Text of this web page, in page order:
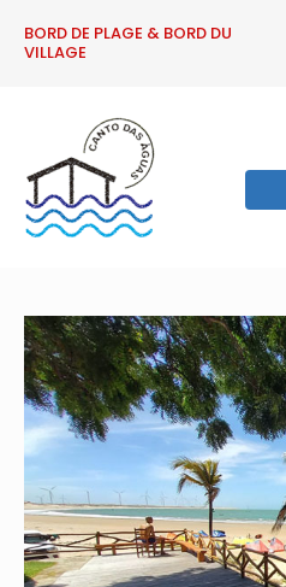
BORD DE PLAGE & BORD DU
VILLAGE